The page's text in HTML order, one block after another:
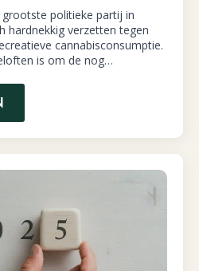
politieke partij in
hardnekkig verzetten tegen
cannabisconsumptie.
is om de nog…